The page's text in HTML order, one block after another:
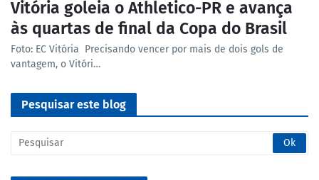
Vitória goleia o Athletico-PR e avança
às quartas de final da Copa do Brasil
Foto: EC Vitória Precisando vencer por mais de dois gols de
vantagem, o Vitóri…
Pesquisar este blog